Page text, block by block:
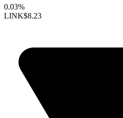
0.03%
LINK$8.23